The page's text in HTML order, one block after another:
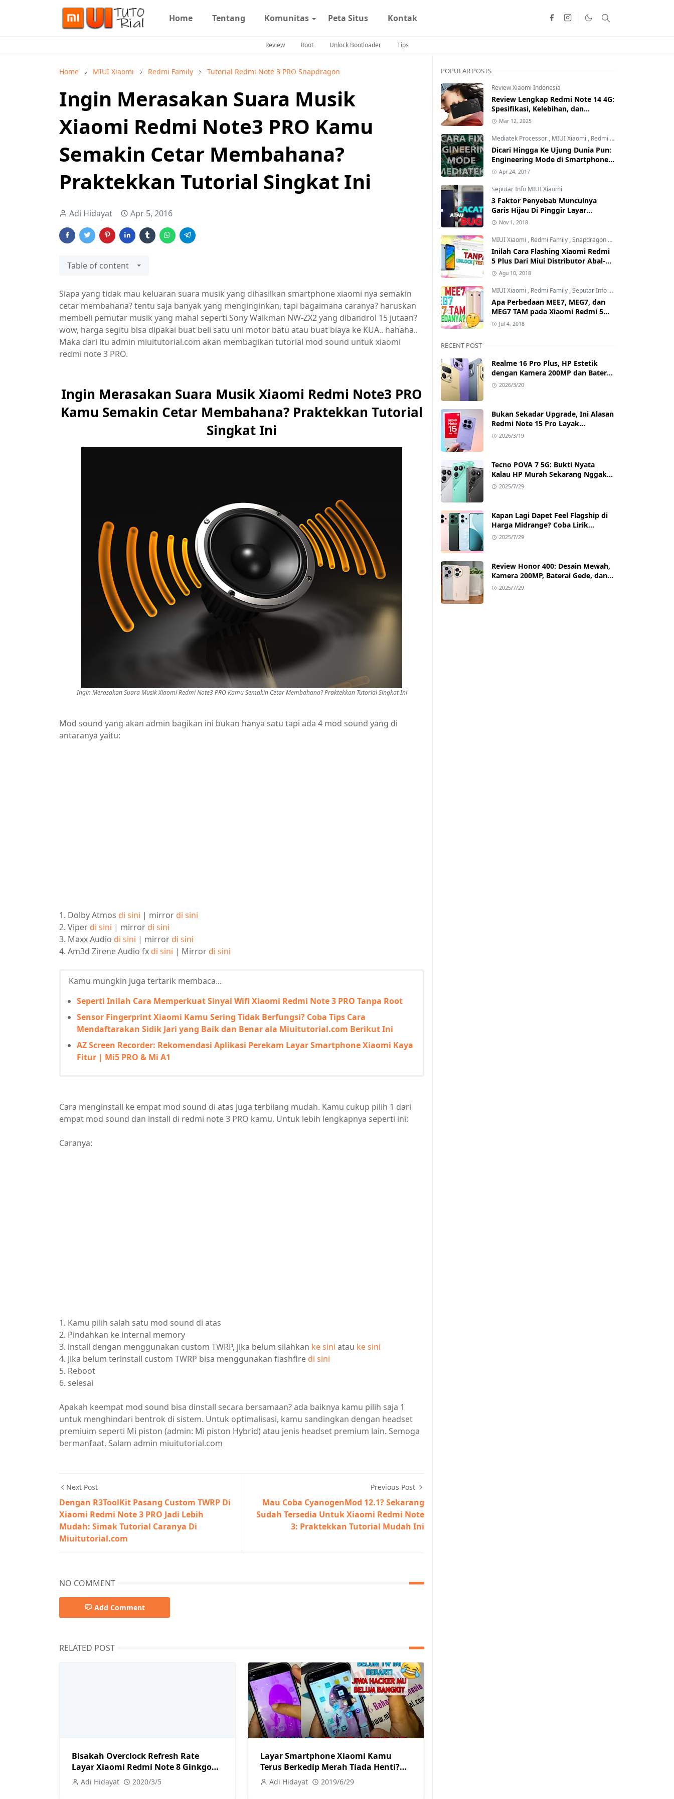
Home Tentang Komunitas Peta Situs Kontak
Review Root Unlock Bootloader Tips
Home MIUI Xiaomi Redmi Family Tutorial Redmi Note 3 PRO Snapdragon
Ingin Merasakan Suara Musik
Xiaomi Redmi Note3 PRO Kamu
Semakin Cetar Membahana?
Praktekkan Tutorial Singkat Ini
Adi Hidayat Apr 5, 2016
Table of content
Siapa yang tidak mau keluaran suara musik yang dihasilkan smartphone xiaomi nya semakin
cetar membahana? tentu saja banyak yang menginginkan, tapi bagaimana caranya? haruskan
membeli pemutar musik yang mahal seperti Sony Walkman NW-ZX2 yang dibandrol 15 jutaan?
wow, harga segitu bisa dipakai buat beli satu uni motor batu atau buat biaya ke KUA.. hahaha..
Maka dari itu admin miuitutorial.com akan membagikan tutorial mod sound untuk xiaomi
redmi note 3 PRO.
Ingin Merasakan Suara Musik Xiaomi Redmi Note3 PRO
Kamu Semakin Cetar Membahana? Praktekkan Tutorial
Singkat Ini
Ingin Merasakan Suara Musik Xiaomi Redmi Note3 PRO Kamu Semakin Cetar Membahana? Praktekkan Tutorial Singkat Ini
Mod sound yang akan admin bagikan ini bukan hanya satu tapi ada 4 mod sound yang di
antaranya yaitu:
1. Dolby Atmos di sini | mirror di sini
2. Viper di sini | mirror di sini
3. Maxx Audio di sini | mirror di sini
4. Am3d Zirene Audio fx di sini | Mirror di sini
Kamu mungkin juga tertarik membaca...
Seperti Inilah Cara Memperkuat Sinyal Wifi Xiaomi Redmi Note 3 PRO Tanpa Root
Sensor Fingerprint Xiaomi Kamu Sering Tidak Berfungsi? Coba Tips Cara
Mendaftarakan Sidik Jari yang Baik dan Benar ala Miuitutorial.com Berikut Ini
AZ Screen Recorder: Rekomendasi Aplikasi Perekam Layar Smartphone Xiaomi Kaya
Fitur | Mi5 PRO & Mi A1
Cara menginstall ke empat mod sound di atas juga terbilang mudah. Kamu cukup pilih 1 dari
empat mod sound dan install di redmi note 3 PRO kamu. Untuk lebih lengkapnya seperti ini:
Caranya:
1. Kamu pilih salah satu mod sound di atas
2. Pindahkan ke internal memory
3. install dengan menggunakan custom TWRP, jika belum silahkan ke sini atau ke sini
4. Jika belum terinstall custom TWRP bisa menggunakan flashfire di sini
5. Reboot
6. selesai
Apakah keempat mod sound bisa dinstall secara bersamaan? ada baiknya kamu pilih saja 1
untuk menghindari bentrok di sistem. Untuk optimalisasi, kamu sandingkan dengan headset
premiuim seperti Mi piston (admin: Mi piston Hybrid) atau jenis headset premium lain. Semoga
bermanfaat. Salam admin miuitutorial.com
Next Post
Dengan R3ToolKit Pasang Custom TWRP Di
Xiaomi Redmi Note 3 PRO Jadi Lebih
Mudah: Simak Tutorial Caranya Di
Miuitutorial.com
Previous Post
Mau Coba CyanogenMod 12.1? Sekarang
Sudah Tersedia Untuk Xiaomi Redmi Note
3: Praktekkan Tutorial Mudah Ini
NO COMMENT
Add Comment
RELATED POST
Bisakah Overclock Refresh Rate
Layar Xiaomi Redmi Note 8 Ginkgo
Jadi 68 HZ? Ini Tutorial Caranya
Adi Hidayat 2020/3/5
Layar Smartphone Xiaomi Kamu
Terus Berkedip Merah Tiada Henti?
Coba Cara Memperbaiki Berikut!
Tanpa Root Sama Sekali
Adi Hidayat 2019/6/29
POPULAR POSTS
Review Xiaomi Indonesia
Review Lengkap Redmi Note 14 4G:
Spesifikasi, Kelebihan, dan
Kekurangan!
Mar 12, 2025
Mediatek Processor , MIUI Xiaomi , Redmi Family
Dicari Hingga Ke Ujung Dunia Pun:
Engineering Mode di Smartphone
Xiaomi Kamu Hilang? Ini Tutorial
Cara Mengembalikannya
Apr 24, 2017
Seputar Info MIUI Xiaomi
3 Faktor Penyebab Munculnya
Garis Hijau Di Pinggir Layar
Smartphone Xiaomi: Kamu yang
Nov 1, 2018
MIUI Xiaomi , Redmi Family ,Snapdragon Processor
Inilah Cara Flashing Xiaomi Redmi
5 Plus Dari Miui Distributor Abal-
Abal ke Offcial Tanpa Test Point
dan Tanpa Unlock Bootloader
Agu 10, 2018
MIUI Xiaomi , Redmi Family ,Seputar Info MIUI Xiaomi
Apa Perbedaan MEE7, MEG7, dan
MEG7 TAM pada Xiaomi Redmi 5
Plus? Benarkah MEG7 TAM Tidak
Jul 4, 2018
RECENT POST
Realme 16 Pro Plus, HP Estetik
dengan Kamera 200MP dan Baterai
Badak
2026/3/20
Bukan Sekadar Upgrade, Ini Alasan
Redmi Note 15 Pro Layak
Dipertimbangkan
2026/3/19
Tecno POVA 7 5G: Bukti Nyata
Kalau HP Murah Sekarang Nggak
Main-Main Lagi
2025/7/29
Kapan Lagi Dapet Feel Flagship di
Harga Midrange? Coba Lirik
Reno14 Pro 5G!
2025/7/29
Review Honor 400: Desain Mewah,
Kamera 200MP, Baterai Gede, dan
Google Full Akses
2025/7/29